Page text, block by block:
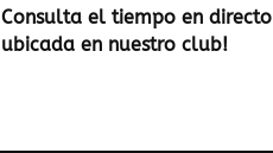
Consulta el tiempo en
ubicada en nuestro club!